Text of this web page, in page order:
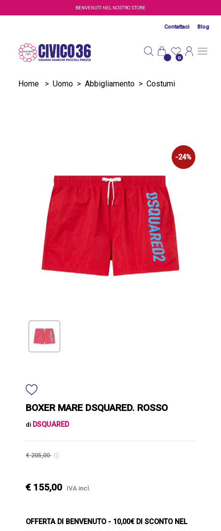
Salta al contenuto principaleBENVENUTI NEL NOSTRO STORE
Contattaci Blog
0
Home > Uomo > Abbigliamento > Costumi
-24%
BOXER MARE DSQUARED. ROSSO
di DSQUARED
€ 205,00
€ 155,00 IVA incl.
OFFERTA DI BENVENUTO- 10,00€ DI SCONTO NEL